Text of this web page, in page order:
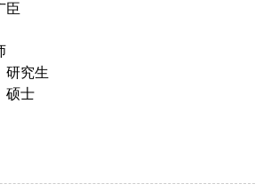
臣
研究生
硕士